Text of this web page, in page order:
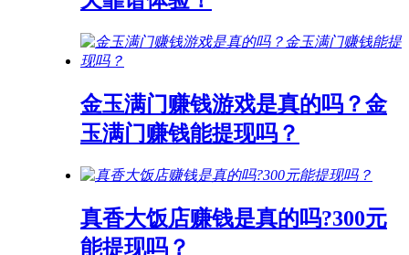
金玉满门赚钱游戏是真的吗？金
玉满门赚钱能提现吗？
真香大饭店赚钱是真的吗?300元
能提现吗？